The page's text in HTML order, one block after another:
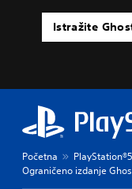
Istražite
Početna
Ograničeno izdanje